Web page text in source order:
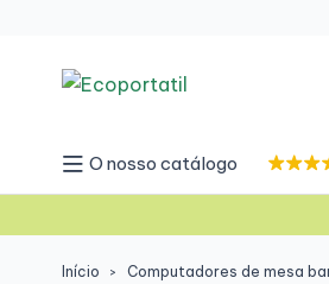
O nosso catálogo
Início Computadores de mesa